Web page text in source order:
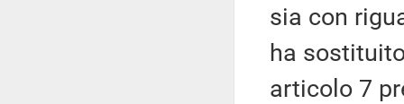
sia con
ha
articolo 7